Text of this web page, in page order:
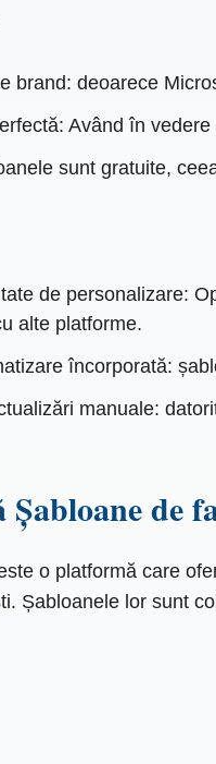
brand: deoarece
Având în
sunt gratuite,
de personalizare:
alte platforme.
încorporată:
manuale:
Șabloane de
o platformă care
Șabloanele lor sunt